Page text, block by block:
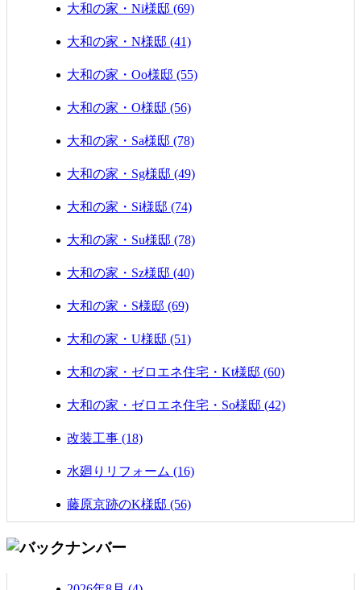
大和の家・Ni様邸 (69)
大和の家・N様邸 (41)
大和の家・Oo様邸 (55)
大和の家・O様邸 (56)
大和の家・Sa様邸 (78)
大和の家・Sg様邸 (49)
大和の家・Si様邸 (74)
大和の家・Su様邸 (78)
大和の家・Sz様邸 (40)
大和の家・S様邸 (69)
大和の家・U様邸 (51)
大和の家・ゼロエネ住宅・Kt様邸 (60)
大和の家・ゼロエネ住宅・So様邸 (42)
改装工事 (18)
水廻りリフォーム (16)
藤原京跡のK様邸 (56)